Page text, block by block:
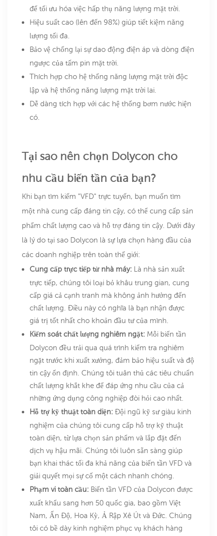
để tối ưu hóa việc hấp thụ năng lượng mặt trời.
Hiệu suất cao (lên đến 98%) giúp tiết kiệm năng
lượng tối đa.
Bảo vệ chống lại sự dao động điện áp và dòng điện
ngược của tấm pin mặt trời.
Thích hợp cho hệ thống năng lượng mặt trời độc
lập và hệ thống năng lượng mặt trời lai.
Dễ dàng tích hợp với các hệ thống bơm nước hiện
có.
Tại sao nên chọn Dolycon cho
nhu cầu biến tần của bạn?
Khi bạn tìm kiếm "VFD" trực tuyến, bạn muốn tìm
một nhà cung cấp đáng tin cậy, có thể cung cấp sản
phẩm chất lượng cao và hỗ trợ đáng tin cậy. Dưới đây
là lý do tại sao Dolycon là sự lựa chọn hàng đầu của
các doanh nghiệp trên toàn thế giới:
Cung cấp trực tiếp từ nhà máy: Là nhà sản xuất
trực tiếp, chúng tôi loại bỏ khâu trung gian, cung
cấp giá cả cạnh tranh mà không ảnh hưởng đến
chất lượng. Điều này có nghĩa là bạn nhận được
giá trị tốt nhất cho khoản đầu tư của mình.
Kiểm soát chất lượng nghiêm ngặt: Mỗi biến tần
Dolycon đều trải qua quá trình kiểm tra nghiêm
ngặt trước khi xuất xưởng, đảm bảo hiệu suất và độ
tin cậy ổn định. Chúng tôi tuân thủ các tiêu chuẩn
chất lượng khắt khe để đáp ứng nhu cầu của cả
những ứng dụng công nghiệp đòi hỏi cao nhất.
Hỗ trợ kỹ thuật toàn diện: Đội ngũ kỹ sư giàu kinh
nghiệm của chúng tôi cung cấp hỗ trợ kỹ thuật
toàn diện, từ lựa chọn sản phẩm và lắp đặt đến
dịch vụ hậu mãi. Chúng tôi luôn sẵn sàng giúp
bạn khai thác tối đa khả năng của biến tần VFD và
giải quyết mọi sự cố một cách nhanh chóng.
Phạm vi toàn cầu: Biến tần VFD của Dolycon được
xuất khẩu sang hơn 50 quốc gia, bao gồm Việt
Nam, Ấn Độ, Hoa Kỳ, Ả Rập Xê Út và Đức. Chúng
tôi có bề dày kinh nghiệm phục vụ khách hàng